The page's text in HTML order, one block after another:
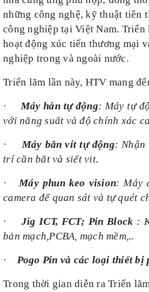
những công nghệ, kỹ thuật tiên
công nghiệp tại Việt Nam. Triển
hoạt động xúc tiến thương mại
nghiệp trong và ngoài nước.
Triển lãm lần này, HTV mang
· Máyhàn tự động: Máy tự
với năng suất và độ chính xác
· Máy bắn vít tự động: Nhận
trí cần bắt và siết vit.
· Máy phun keo vision: Máy
camera để quan sát và tự quét
· Jig ICT, FCT; Pin Block :
bản mạch,PCBA, mạch mềm,..
· Pogo Pin và các loại thiết
Trong thời gian diễn ra Triển